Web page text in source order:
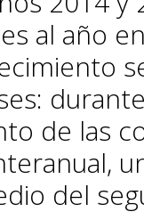
al año
de las
del